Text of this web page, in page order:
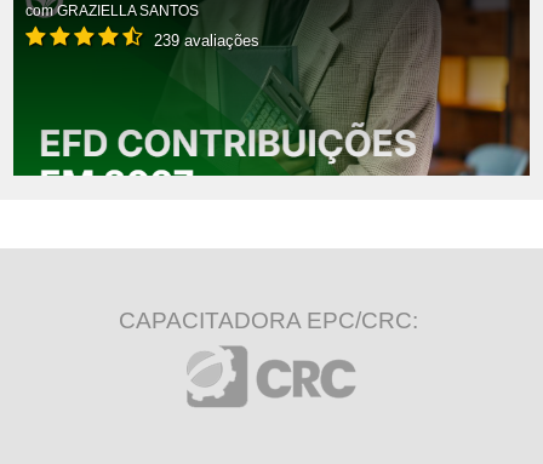
comGRAZIELLA SANTOS
239 avaliações
CAPACITADORA EPC/CRC: